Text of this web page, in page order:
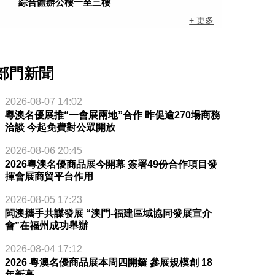
+ 更多
門新聞
2026-08-07 14:02
粵澳名優展推“一會展兩地”合作 昨促逾270場商務
洽談 今起免費對公眾開放
2026-08-06 20:45
2026粵澳名優商品展今開幕 簽署49份合作項目發
揮會展商貿平台作用
2026-08-05 17:23
閩澳攜手共謀發展 “澳門-福建區域協同發展宣介
會”在福州成功舉辦
2026-08-04 17:12
2026 粵澳名優商品展本周四開鑼 參展規模創 18